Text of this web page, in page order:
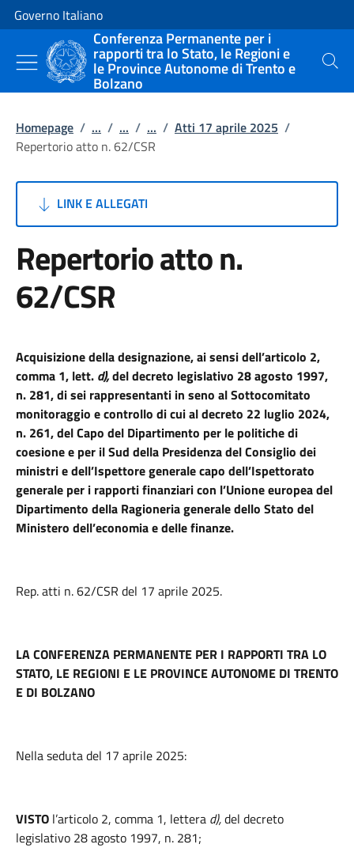
Vai al contenuto
Vai alla navigazione del sito
Governo Italiano
Conferenza Permanente per i
rapporti tra lo Stato, le Regioni e
le Province Autonome di Trento e
Bolzano
Cerca
Homepage / ... / ... / ... / Atti 17 aprile 2025 /
Repertorio atto n. 62/CSR
LINK E ALLEGATI
Repertorio atto n.
62/CSR
Acquisizione della designazione, ai sensi dell’articolo 2,
comma 1, lett. d),del decreto legislativo 28 agosto 1997,
n. 281, di sei rappresentanti in seno al Sottocomitato
monitoraggio e controllo di cui al decreto 22 luglio 2024,
n. 261, del Capo del Dipartimento per le politiche di
coesione e per il Sud della Presidenza del Consiglio dei
ministri e dell’Ispettore generale capo dell’Ispettorato
generale per i rapporti finanziari con l’Unione europea del
Dipartimento della Ragioneria generale dello Stato del
Ministero dell’economia e delle finanze.
Rep. atti n. 62/CSR del 17 aprile 2025.
LA CONFERENZA PERMANENTE PER I RAPPORTI TRA LO
STATO, LE REGIONI E LE PROVINCE AUTONOME DI TRENTO
E DI BOLZANO
Nella seduta del 17 aprile 2025:
VISTO l’articolo 2, comma 1, lettera d),del decreto
legislativo 28 agosto 1997, n. 281;